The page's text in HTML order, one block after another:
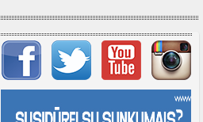
Svarbių įrašų meniu